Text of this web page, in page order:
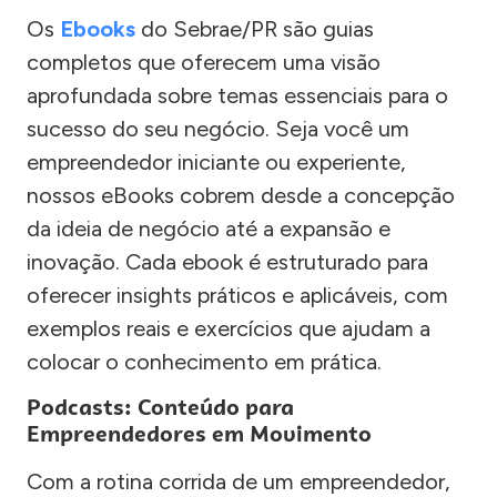
Os Ebooks do Sebrae/PR são guias
completos que oferecem uma visão
aprofundada sobre temas essenciais para o
sucesso do seu negócio. Seja você um
empreendedor iniciante ou experiente,
nossos eBooks cobrem desde a concepção
da ideia de negócio até a expansão e
inovação. Cada ebook é estruturado para
oferecer insights práticos e aplicáveis, com
exemplos reais e exercícios que ajudam a
colocar o conhecimento em prática.
Podcasts: Conteúdo para
Empreendedores em Movimento
Com a rotina corrida de um empreendedor,